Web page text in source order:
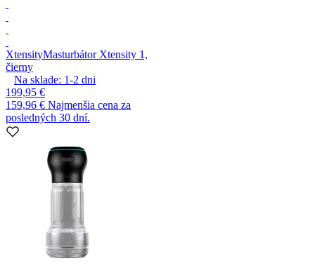
XtensityMasturbátor Xtensity 1,
čierny
Na sklade: 1-2 dni
199,95 €
159,96 € Najmenšia cena za
posledných 30 dní.